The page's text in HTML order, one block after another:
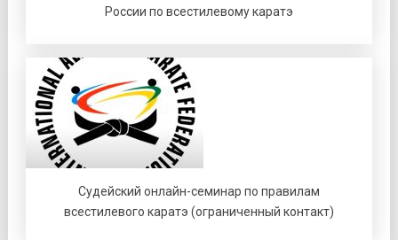
России по всестилевому каратэ
Судейский онлайн-семинар по правилам
всестилевого каратэ (ограниченный контакт)